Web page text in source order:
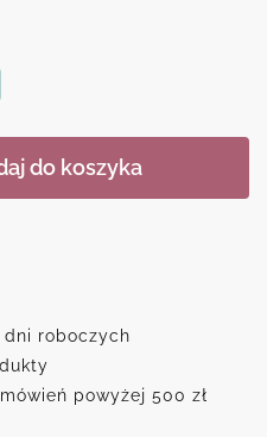
do koszyka
dni roboczych
powyżej 500 zł